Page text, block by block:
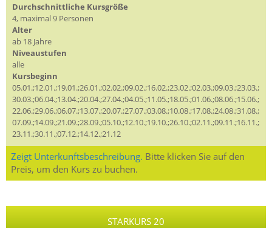
Durchschnittliche Kursgröße
4, maximal 9 Personen
Alter
ab 18 Jahre
Niveaustufen
alle
Kursbeginn
05.01.;12.01.;19.01.;26.01.;02.02.;09.02.;16.02.;23.02.;02.03.;09.03.;23.03.;
30.03.;06.04.;13.04.;20.04.;27.04.;04.05.;11.05.;18.05.;01.06.;08.06.;15.06.;
22.06.;29.06.;06.07.;13.07.;20.07.;27.07.;03.08.;10.08.;17.08.;24.08.;31.08.;
07.09.;14.09.;21.09.;28.09.;05.10.;12.10.;19.10.;26.10.;02.11.;09.11.;16.11.;
23.11.;30.11.;07.12.;14.12.;21.12
Zeigt Unterkunftsbeschreibung. Bitte klicken Sie auf den
Preis, um den Kurs zu buchen.
STARKURS 20